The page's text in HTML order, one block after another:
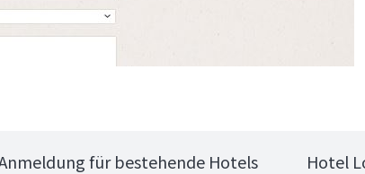
für bestehende Hotels Hotel